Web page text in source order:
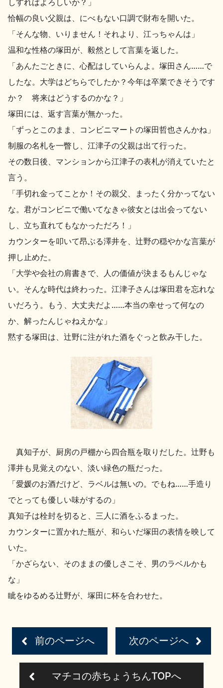
お問い合わせ
しすればよろしいか？」
恰幅の良い父親は、にべもない口調で財布を開いた。
「そんな物、いりません！それより、江っちゃんは」
温和な性格の塚田が、毅然として言葉を返した。
「あんたごときに、心配はしていらんよ。塚田さん……で
したな。大学はどちらでしたか？今年は卒業できそうです
か？ 将来はどうするのかな？」
塚田には、返す言葉が無かった。
「ずっとこのまま、コンビニマートの塚田哲也さんかね」
制服の名札を一瞥し、江津子の父親は出て行った。
その数日後、マンションから江津子の表札が消えていたと
言う。
「手切れ金ってことか！その親父、まったく分かってない
な。君がコンビニで働いてなきゃ彼女とは出会ってない
し、立ち直れてもなかっただろ！」
カウンターを叩いて昂ぶる澤井を、辻野の穏やかな言葉が
押し止めた。
「大学や会社の肩書きで、人の価値が決まるもんじゃな
い。そんな時代は終わった。江津子さんは塚田君を忘れな
いだろう。もう、大丈夫だよ……本当の幸せって何なの
か、解ったんじゃねえかな」
黙する塚田は、辻野に注がれた酒をぐっと飲み干した。
真知子が、厨房の戸棚から四合瓶を取りだした。辻野も
澤井も見覚えのない、淡い緑色の瓶だった。
「愛媛のお酒だけど、ラベルは無いの。でもね……手造り
でとっても優しい味がするの」
真知子は栓封を切ると、三人に酒をふるまった。
カウンターに置かれた瓶が、和らいだ塚田の表情を映して
いた。
「かざらない、そのままの優しさこそ、男のラベルかも
な」
眦をゆるめる辻野が、塚田に杯を合わせた。
次のページへ
前のページへ
マチコの赤ちょうちんTOPへ